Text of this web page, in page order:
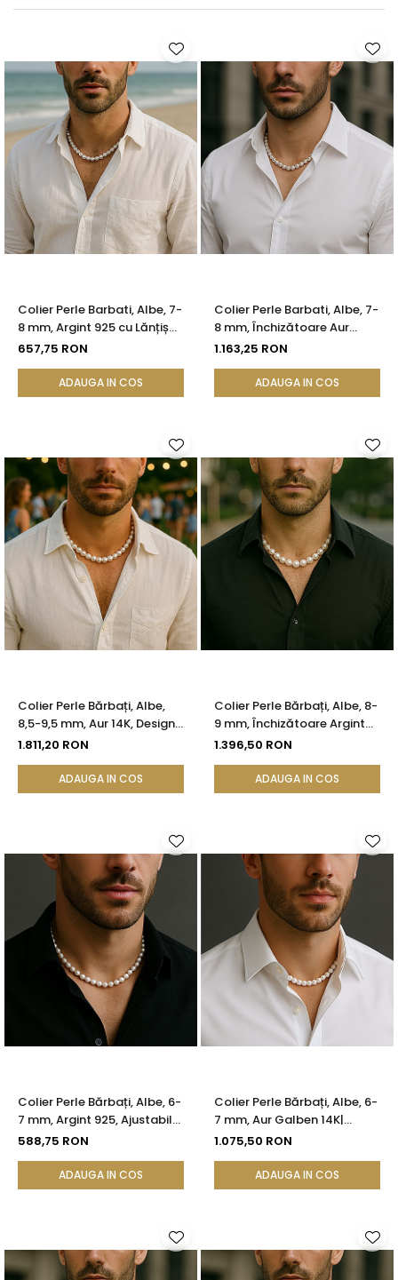
Seturi Perle cu Argint
Pandantive cu Perle
Brose cu Perle
Colier Perle Barbati, Albe, 7-
8 mm, Argint 925 cu Lănțișor
Reglabil | KASKADDA®
657,75 RON
ADAUGA IN COS
Colier Perle Barbati, Albe, 7-
8 mm, Închizătoare Aur
Galben 14K | KASKADDA®
1.163,25 RON
ADAUGA IN COS
Colier Perle Bărbați, Albe,
8,5-9,5 mm, Aur 14K, Design
Masculin | KASKADDA®
1.811,20 RON
ADAUGA IN COS
Colier Perle Bărbați, Albe, 8-
9 mm, Închizătoare Argint
925, Lănțișor Reglabil |
1.396,50 RON
ADAUGA IN COS
Colier Perle Bărbați, Albe, 6-
7 mm, Argint 925, Ajustabil
cu Lănțișor | KASKADDA®
588,75 RON
ADAUGA IN COS
Colier Perle Bărbați, Albe, 6-
7 mm, Aur Galben 14K|
KASKADDA®
1.075,50 RON
ADAUGA IN COS